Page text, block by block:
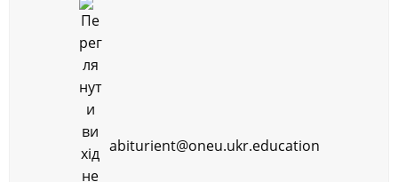
abiturient@oneu.ukr.education